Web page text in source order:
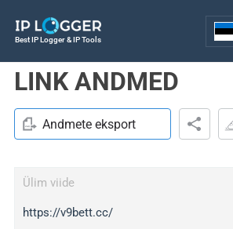
Best IP Logger & IP Tools
LINK ANDMED
Andmete eksport
Ülim viide
https://v9bett.cc/